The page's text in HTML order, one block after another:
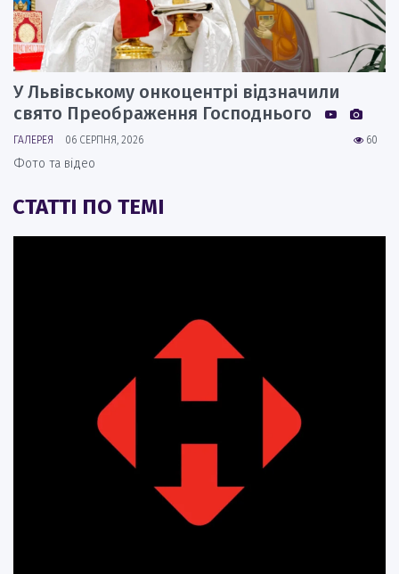
У Львівському онкоцентрі відзначили
свято Преображення Господнього
60
ГАЛЕРЕЯ 06 СЕРПНЯ, 2026
Фото та відео
СТАТТІ ПО ТЕМІ